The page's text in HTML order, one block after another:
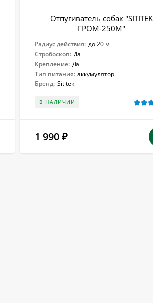
Отпугиватель собак "SITITEK
ГРОМ-250М"
Радиус действия: до 20 м
Стробоскоп: Да
Крепление: Да
Тип питания: аккумулятор
Бренд: Sititek
В НАЛИЧИИ
1 990 ₽